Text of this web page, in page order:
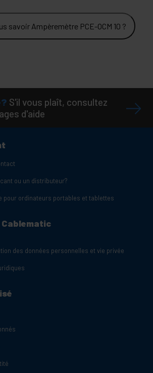
savoir Ampèremètre PCE-OCM 10 ?
S'il vous plaît, consultez
d'aide
ou un distributeur?
pour ordinateurs portables et tablettes
des données personnelles et vie privée